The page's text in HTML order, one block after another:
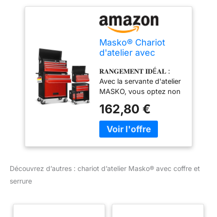
Masko® Chariot
d'atelier avec
Compartiments,
verrouillable, métal
Robuste | Chariot à
Outils sans Outils |
Chariot pour Le
Rangement des
Outils avec Serrure,
Rouge
𝐑𝐀𝐍𝐆𝐄𝐌𝐄𝐍𝐓 𝐈𝐃É𝐀𝐋 :
Avec la servante d'atelier
MASKO, vous optez non
support de rangement
optimal, mais aussi pour
un tri idéal et efficace de
équipé avec 9
| Plan de travail robuste
162,80 €
Découvrez d’autres : chariot d’atelier Masko® avec coffre et
serrure